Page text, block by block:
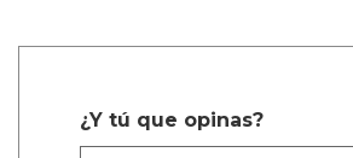
¿Y tú que opinas?